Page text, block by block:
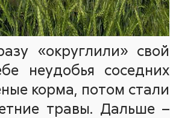
«округлили» свой
неудобья соседних
корма, потом стали
травы. Дальше –